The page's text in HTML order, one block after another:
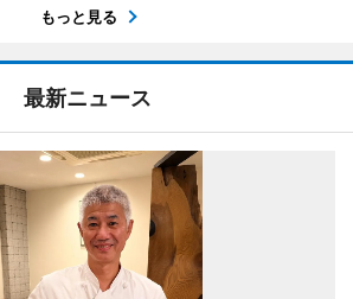
もっと見る
最新ニュース